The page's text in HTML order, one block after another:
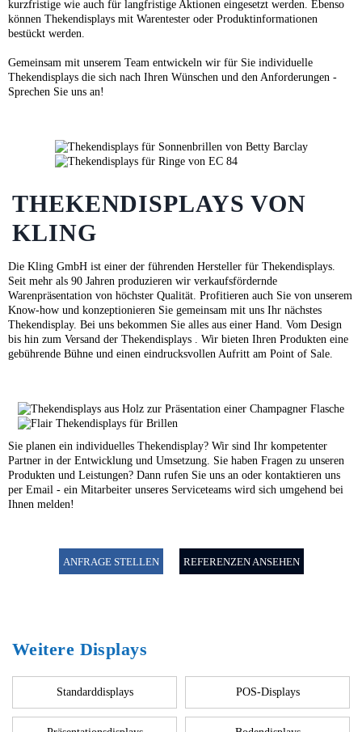
kurzfristige wie auch für langfristige Aktionen eingesetzt werden. Ebenso
können Thekendisplays mit Warentester oder Produktinformationen
bestückt werden.
Gemeinsam mit unserem Team entwickeln wir für Sie individuelle
Thekendisplays die sich nach Ihren Wünschen und den Anforderungen -
Sprechen Sie uns an!
THEKENDISPLAYS VON
KLING
Die Kling GmbH ist einer der führenden Hersteller für Thekendisplays.
Seit mehr als 90 Jahren produzieren wir verkaufsfördernde
Warenpräsentation von höchster Qualität. Profitieren auch Sie von unserem
Know-how und konzeptionieren Sie gemeinsam mit uns Ihr nächstes
Thekendisplay. Bei uns bekommen Sie alles aus einer Hand. Vom Design
bis hin zum Versand der Thekendisplays . Wir bieten Ihren Produkten eine
gebührende Bühne und einen eindrucksvollen Aufritt am Point of Sale.
Sie planen ein individuelles Thekendisplay? Wir sind Ihr kompetenter
Partner in der Entwicklung und Umsetzung. Sie haben Fragen zu unseren
Produkten und Leistungen? Dann rufen Sie uns an oder kontaktieren uns
per Email - ein Mitarbeiter unseres Serviceteams wird sich umgehend bei
Ihnen melden!
ANFRAGE STELLEN REFERENZEN ANSEHEN
Weitere Displays
Standarddisplays POS-Displays